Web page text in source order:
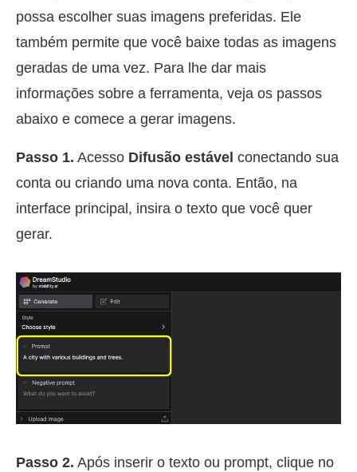
possa escolher suas imagens preferidas. Ele
também permite que você baixe todas as imagens
geradas de uma vez. Para lhe dar mais
informações sobre a ferramenta, veja os passos
abaixo e comece a gerar imagens.
Passo 1. Acesso Difusão estável conectando sua
conta ou criando uma nova conta. Então, na
interface principal, insira o texto que você quer
gerar.
Passo 2. Após inserir o texto ou prompt, clique no